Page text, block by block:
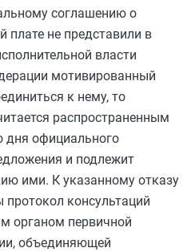
соглашению о
плате не представили в
власти
мотивированный
к нему, то
распространенным
дня официального
и подлежит
ими. К указанному отказу
консультаций
органом первичной
объединяющей